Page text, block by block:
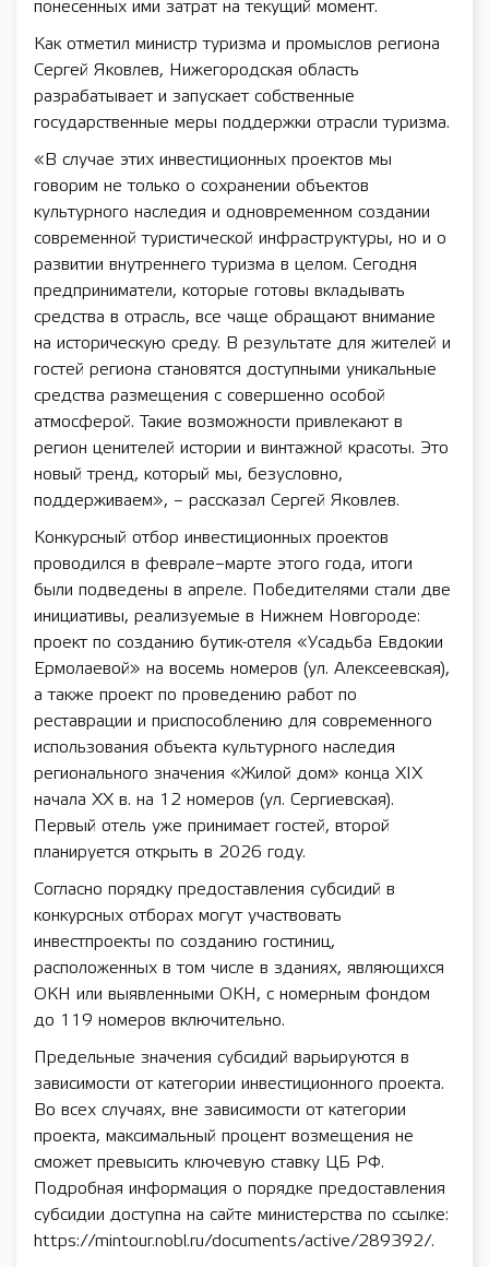
понесенных ими затрат на текущий момент.
Как отметил министр туризма и промыслов региона
Сергей Яковлев, Нижегородская область
разрабатывает и запускает собственные
государственные меры поддержки отрасли туризма.
«В случае этих инвестиционных проектов мы
говорим не только о сохранении объектов
культурного наследия и одновременном создании
современной туристической инфраструктуры, но и о
развитии внутреннего туризма в целом. Сегодня
предприниматели, которые готовы вкладывать
средства в отрасль, все чаще обращают внимание
на историческую среду. В результате для жителей и
гостей региона становятся доступными уникальные
средства размещения с совершенно особой
атмосферой. Такие возможности привлекают в
регион ценителей истории и винтажной красоты. Это
новый тренд, который мы, безусловно,
поддерживаем», – рассказал Сергей Яковлев.
Конкурсный отбор инвестиционных проектов
проводился в феврале–марте этого года, итоги
были подведены в апреле. Победителями стали две
инициативы, реализуемые в Нижнем Новгороде:
проект по созданию бутик-отеля «Усадьба Евдокии
Ермолаевой» на восемь номеров (ул. Алексеевская),
а также проект по проведению работ по
реставрации и приспособлению для современного
использования объекта культурного наследия
регионального значения «Жилой дом» конца XIX
начала XX в. на 12 номеров (ул. Сергиевская).
Первый отель уже принимает гостей, второй
планируется открыть в 2026 году.
Согласно порядку предоставления субсидий в
конкурсных отборах могут участвовать
инвестпроекты по созданию гостиниц,
расположенных в том числе в зданиях, являющихся
ОКН или выявленными ОКН, с номерным фондом
до 119 номеров включительно.
Предельные значения субсидий варьируются в
зависимости от категории инвестиционного проекта.
Во всех случаях, вне зависимости от категории
проекта, максимальный процент возмещения не
сможет превысить ключевую ставку ЦБ РФ.
Подробная информация о порядке предоставления
субсидии доступна на сайте министерства по ссылке:
https://mintour.nobl.ru/documents/active/289392/.